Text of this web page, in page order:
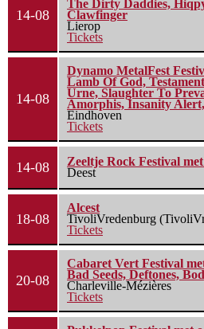
14-08
The Dirty Daddies,
Clawfinger
Lierop
Tickets
14-08
Dynamo MetalFest
Lamb Of God,
Urne, Slaughter To
Amorphis, Insanity
Eindhoven
Tickets
14-08
Zeeltje Rock Festival
Deest
18-08
Alcest
TivoliVredenburg
Tickets
20-08
Cabaret Vert Festival
Bad Seeds, Deftones,
Charleville-Mézières
Tickets